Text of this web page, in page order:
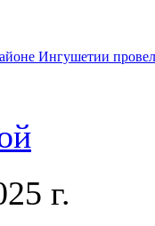
Ингушетии
г.